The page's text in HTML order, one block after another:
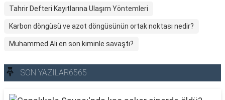
Tahrir Defteri Kayıtlarına Ulaşım Yöntemleri
Karbon döngüsü ve azot döngüsünün ortak noktası nedir?
Muhammed Ali en son kiminle savaştı?
SON YAZILAR6565